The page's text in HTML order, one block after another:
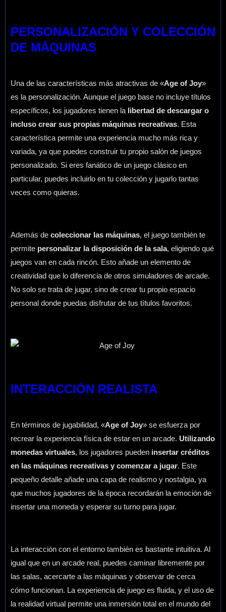
PERSONALIZACIÓN Y COLECCIÓN
DE MÁQUINAS
Una de las características más atractivas de «Age of Joy»
es la personalización. Aunque el juego base no incluye títulos
específicos, los jugadores tienen la libertad de descargar o
incluso crear sus propias máquinas recreativas. Esta
característica permite una experiencia mucho más rica y
variada, ya que puedes construir tu propio salón de juegos
personalizado. Si eres fanático de un juego clásico en
particular, puedes incluirlo en tu colección y jugarlo tantas
veces como quieras.
Además de coleccionar las máquinas, el juego también te
permite personalizar la disposición de la sala, eligiendo qué
juegos van en cada rincón. Esto añade un elemento de
creatividad que lo diferencia de otros simuladores de arcade.
No solo se trata de jugar, sino de crear tu propio espacio
personal donde puedas disfrutar de tus títulos favoritos.
INTERACCIÓN REALISTA
En términos de jugabilidad, «Age of Joy» se esfuerza por
recrear la experiencia física de estar en un arcade. Utilizando
monedas virtuales, los jugadores pueden insertar créditos
en las máquinas recreativas y comenzar a jugar. Este
pequeño detalle añade una capa de realismo y nostalgia, ya
que muchos jugadores de la época recordarán la emoción de
insertar una moneda y esperar su turno para jugar.
La interacción con el entorno también es bastante intuitiva. Al
igual que en un arcade real, puedes caminar libremente por
las salas, acercarte a las máquinas y observar de cerca
cómo funcionan. La experiencia de juego es fluida, y el uso de
la realidad virtual permite una inmersión total en el mundo del